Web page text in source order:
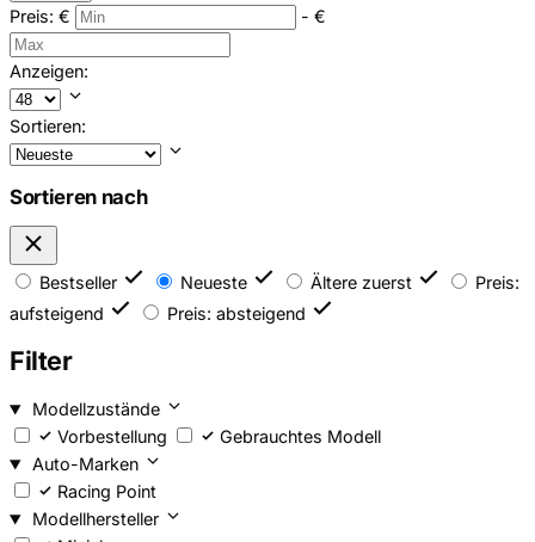
Preis: € - €
Anzeigen:
Sortieren:
Sortieren nach
Bestseller Neueste Ältere zuerst
Preis:
aufsteigend
Preis: absteigend
Filter
Modellzustände
Vorbestellung
Gebrauchtes Modell
Auto-Marken
Racing Point
Modellhersteller